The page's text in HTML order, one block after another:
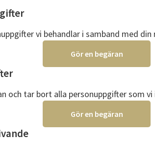
vi behandlar i samband med
Gör en begäran
och tar bort alla personuppgifter som
Gör en begäran